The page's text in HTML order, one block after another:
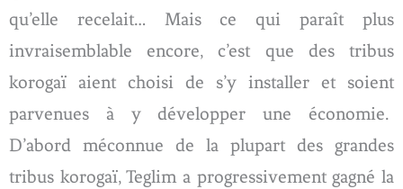
qu’elle recelait… Mais ce qui paraît plus
invraisemblable encore, c’est que des tribus
korogaï aient choisi de s’y installer et soient
parvenues à y développer une économie.
D’abord méconnue de la plupart des grandes
tribus korogaï, Teglim a progressivement gagné la